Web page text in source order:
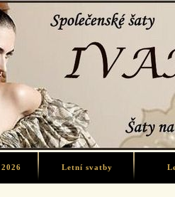
Letní svatby